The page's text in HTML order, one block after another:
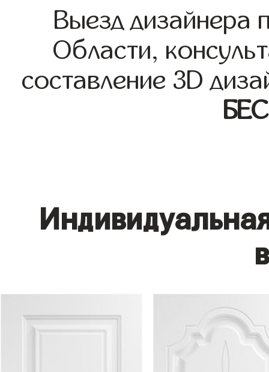
Выезд дизайнера
Области,
составление 3D